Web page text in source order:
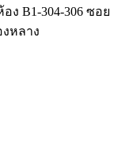
อง B1-304-306 ซอย
หลาง